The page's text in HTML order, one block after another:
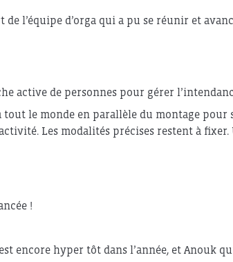
l’équipe d’orga qui a pu se réunir et
active de personnes pour gérer
le monde en parallèle du montage pour
Les modalités précises restent à fixer.
!
encore hyper tôt dans l’année, et Anouk